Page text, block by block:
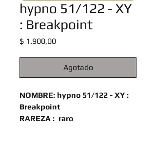
hypno 51/122 - XY
: Breakpoint
$ 1.900,00Precio
Agotado
NOMBRE: hypno 51/122 - XY :
Breakpoint
RAREZA : raro